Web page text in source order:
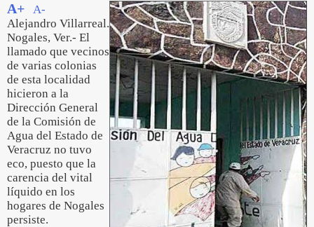
A+
A-
Alejandro Villarreal.
Nogales, Ver.- El
llamado que vecinos
de varias colonias
de esta localidad
hicieron a la
Dirección General
de la Comisión de
Agua del Estado de
Veracruz no tuvo
eco, puesto que la
carencia del vital
líquido en los
hogares de Nogales
persiste.